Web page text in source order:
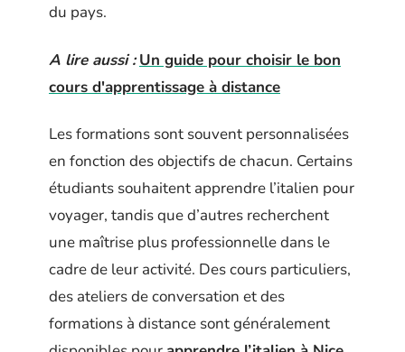
du pays.
A lire aussi : Un guide pour choisir le bon
cours d'apprentissage à distance
Les formations sont souvent personnalisées
en fonction des objectifs de chacun. Certains
étudiants souhaitent apprendre l’italien pour
voyager, tandis que d’autres recherchent
une maîtrise plus professionnelle dans le
cadre de leur activité. Des cours particuliers,
des ateliers de conversation et des
formations à distance sont généralement